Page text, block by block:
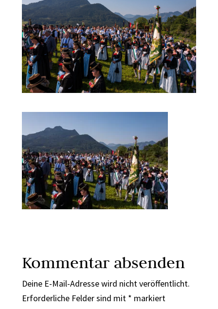
Kommentar absenden
Deine E-Mail-Adresse wird nicht veröffentlicht.
Erforderliche Felder sind mit * markiert